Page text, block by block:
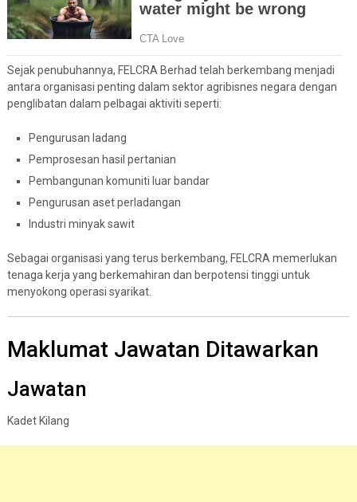
Sejak penubuhannya, FELCRA Berhad telah berkembang menjadi
antara organisasi penting dalam sektor agribisnes negara dengan
penglibatan dalam pelbagai aktiviti seperti:
Pengurusan ladang
Pemprosesan hasil pertanian
Pembangunan komuniti luar bandar
Pengurusan aset perladangan
Industri minyak sawit
Sebagai organisasi yang terus berkembang, FELCRA memerlukan
tenaga kerja yang berkemahiran dan berpotensi tinggi untuk
menyokong operasi syarikat.
Maklumat Jawatan Ditawarkan
Jawatan
Kadet Kilang